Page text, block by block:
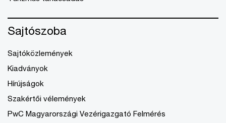
Sajtószoba
Sajtóközlemények
Kiadványok
Hírújságok
Szakértői vélemények
PwC Magyarországi Vezérigazgató Felmérés